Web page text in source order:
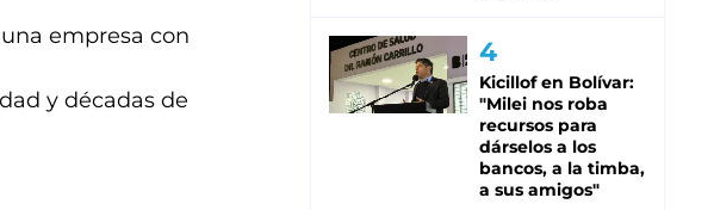
empresa con
y décadas de
Kicillof en Bolívar:
"Milei nos roba
recursos para
dárselos a los
bancos, a la timba,
a sus amigos"